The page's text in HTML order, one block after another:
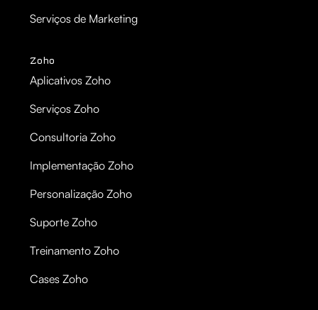
Serviços de Marketing
Zoho
Aplicativos Zoho
Serviços Zoho
Consultoria Zoho
Implementação Zoho
Personalização Zoho
Suporte Zoho
Treinamento Zoho
Cases Zoho